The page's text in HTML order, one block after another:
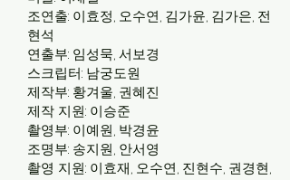
조연출: 이효정, 오수연, 김가윤, 김가은, 전
현석
연출부: 임성묵, 서보경
스크립터: 남궁도원
제작부: 황겨울, 권혜진
제작 지원: 이승준
촬영부: 이예원, 박경윤
조명부: 송지원, 안서영
촬영 지원: 이효재, 오수연, 진현수, 권경현,